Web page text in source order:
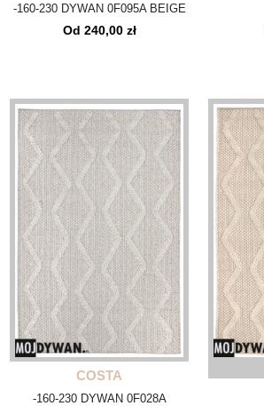
-160-230 DYWAN 0F095A BEIGE
Od 240,00 zł
COSTA
-160-230 DYWAN 0F028A